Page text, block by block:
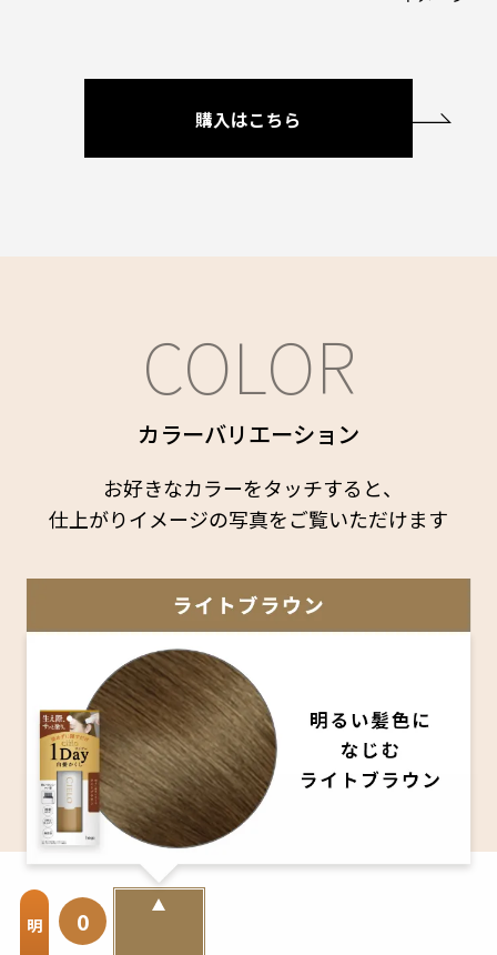
購入はこちら
COLOR
カラーバリエーション
お好きなカラーをタッチすると、
仕上がりイメージの写真をご覧いただけます
明 0